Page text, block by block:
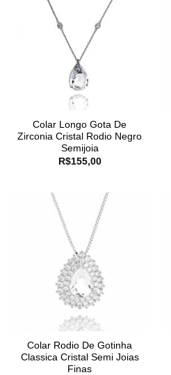
Colar Longo Gota De
Zirconia Cristal Rodio Negro
Semijoia
R$155,00
Colar Rodio De Gotinha
Classica Cristal Semi Joias
Finas